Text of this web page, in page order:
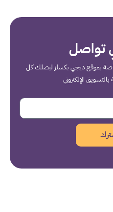
تواصل
بموقع ديجي بكسلز ليصلك كل
الإلكتروني